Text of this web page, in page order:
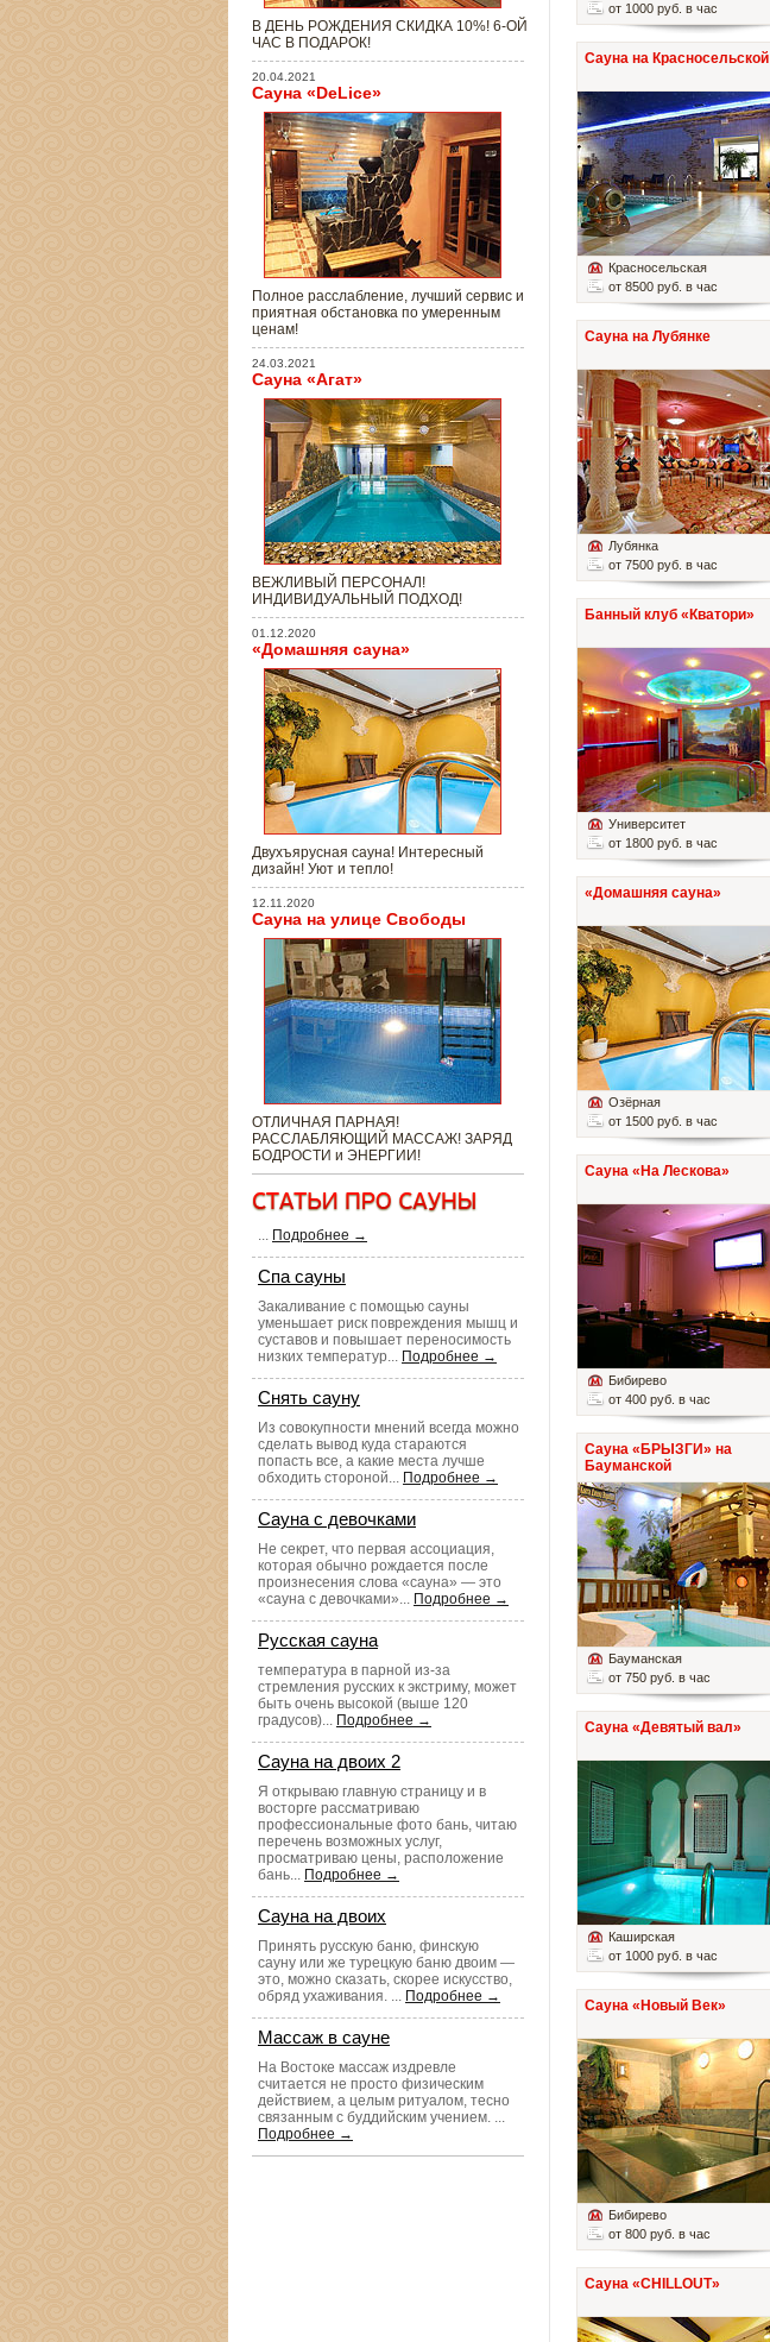
от 1000 руб. в час
Сауна на Красносельской
Красносельская
от 8500 руб. в час
Сауна на Лубянке
Лубянка
от 7500 руб. в час
Банный клуб «Кватори»
Университет
от 1800 руб. в час
«Домашняя сауна»
Озёрная
от 1500 руб. в час
Сауна «На Лескова»
Бибирево
от 400 руб. в час
Сауна «БРЫЗГИ» на
Бауманской
Бауманская
от 750 руб. в час
Сауна «Девятый вал»
Каширская
от 1000 руб. в час
Сауна «Новый Век»
Бибирево
от 800 руб. в час
Сауна «CHILLOUT»
В ДЕНЬ РОЖДЕНИЯ СКИДКА 10%! 6-ОЙ
ЧАС В ПОДАРОК!
20.04.2021
Сауна «DeLice»
Полное расслабление, лучший сервис и
приятная обстановка по умеренным
ценам!
24.03.2021
Сауна «Агат»
ВЕЖЛИВЫЙ ПЕРСОНАЛ!
ИНДИВИДУАЛЬНЫЙ ПОДХОД!
01.12.2020
«Домашняя сауна»
Двухъярусная сауна! Интересный
дизайн! Уют и тепло!
12.11.2020
Сауна на улице Свободы
ОТЛИЧНАЯ ПАРНАЯ!
РАССЛАБЛЯЮЩИЙ МАССАЖ! ЗАРЯД
БОДРОСТИ и ЭНЕРГИИ!
... Подробнее →
Спа сауны
Закаливание с помощью сауны
уменьшает риск повреждения мышц и
суставов и повышает переносимость
низких температур... Подробнее →
Снять сауну
Из совокупности мнений всегда можно
сделать вывод куда стараются
попасть все, а какие места лучше
обходить стороной... Подробнее →
Сауна с девочками
Не секрет, что первая ассоциация,
которая обычно рождается после
произнесения слова «сауна» — это
«сауна с девочками»... Подробнее →
Русская сауна
температура в парной из-за
стремления русских к экстриму, может
быть очень высокой (выше 120
градусов)... Подробнее →
Сауна на двоих 2
Я открываю главную страницу и в
восторге рассматриваю
профессиональные фото бань, читаю
перечень возможных услуг,
просматриваю цены, расположение
бань... Подробнее →
Сауна на двоих
Принять русскую баню, финскую
сауну или же турецкую баню двоим —
это, можно сказать, скорее искусство,
обряд ухаживания. ... Подробнее →
Массаж в сауне
На Востоке массаж издревле
считается не просто физическим
действием, а целым ритуалом, тесно
связанным с буддийским учением. ...
Подробнее →